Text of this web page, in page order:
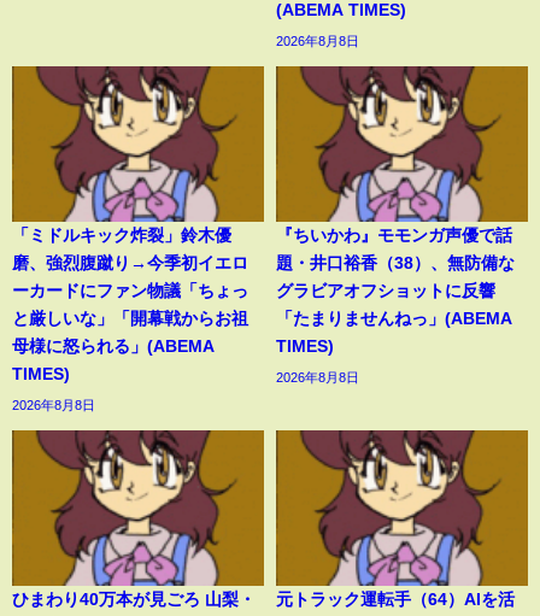
(ABEMA TIMES)
2026年8月8日
「ミドルキック炸裂」鈴木優
磨、強烈腹蹴り→今季初イエロ
ーカードにファン物議「ちょっ
と厳しいな」「開幕戦からお祖
母様に怒られる」(ABEMA
TIMES)
2026年8月8日
『ちいかわ』モモンガ声優で話
題・井口裕香（38）、無防備な
グラビアオフショットに反響
「たまりませんねっ」(ABEMA
TIMES)
2026年8月8日
ひまわり40万本が見ごろ 山梨・
元トラック運転手（64）AIを活